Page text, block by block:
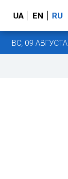
UA EN RU
ВС, 09 АВГУСТА